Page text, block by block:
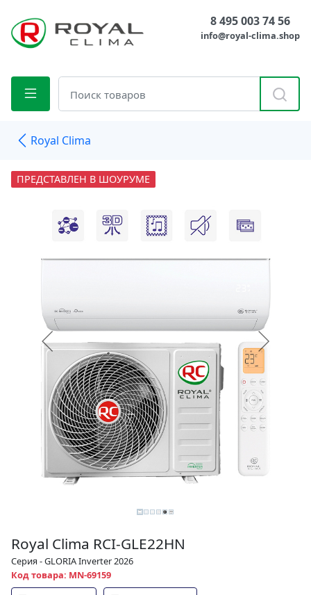
8 495 003 74 56
info@royal-clima.shop
Royal Clima
ПРЕДСТАВЛЕН В ШОУРУМЕ
Royal Clima RCI-GLE22HN
Серия - GLORIA Inverter 2026
Код товара: MN-69159